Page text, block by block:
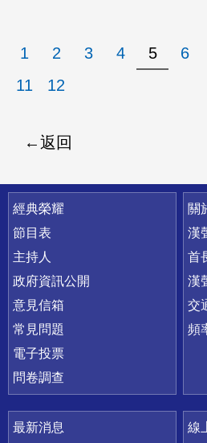
1 2 3 4 5 6
11
12
返回
快速連結
經典榮耀
節目表
主持人
政府資訊公開
意見信箱
常見問題
電子投票
問卷調查
關
漢
首
漢
交
頻
最新消息
線